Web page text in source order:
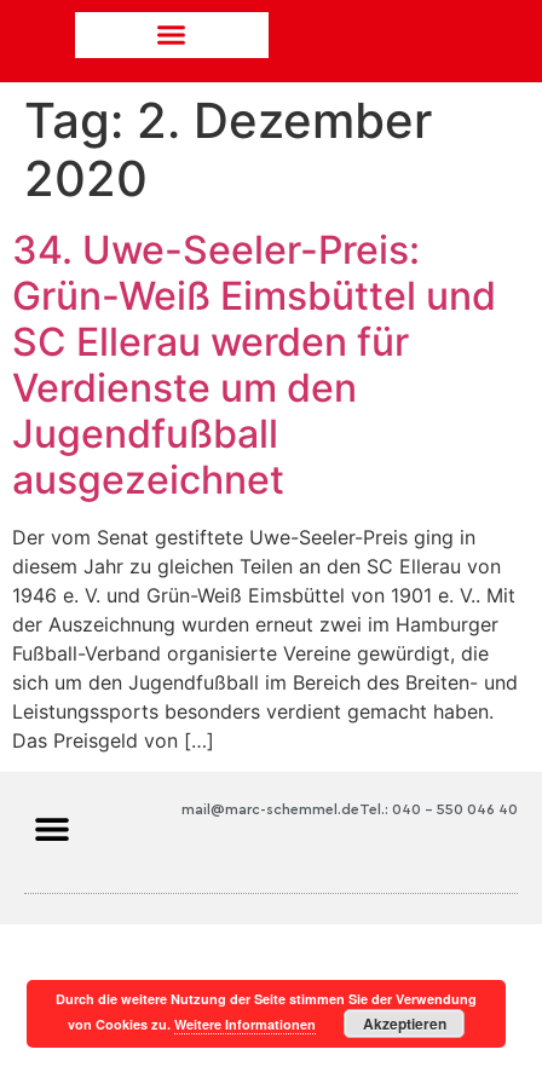
Tag: 2. Dezember
2020
34. Uwe-Seeler-Preis:
Grün-Weiß Eimsbüttel und
SC Ellerau werden für
Verdienste um den
Jugendfußball
ausgezeichnet
Der vom Senat gestiftete Uwe-Seeler-Preis ging in
diesem Jahr zu gleichen Teilen an den SC Ellerau von
1946 e. V. und Grün-Weiß Eimsbüttel von 1901 e. V.. Mit
der Auszeichnung wurden erneut zwei im Hamburger
Fußball-Verband organisierte Vereine gewürdigt, die
sich um den Jugendfußball im Bereich des Breiten- und
Leistungssports besonders verdient gemacht haben.
Das Preisgeld von […]
Tel.: 040 – 550 046 40
mail@marc-schemmel.de
Durch die weitere Nutzung der Seite stimmen Sie der Verwendung
von Cookies zu.Weitere Informationen Akzeptieren